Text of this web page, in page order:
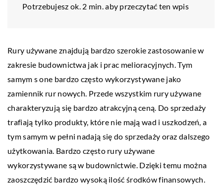
Potrzebujesz ok. 2 min. aby przeczytać ten wpis
Rury używane znajdują bardzo szerokie zastosowanie w
zakresie budownictwa jak i prac melioracyjnych. Tym
samym s one bardzo często wykorzystywane jako
zamiennik rur nowych. Przede wszystkim rury używane
charakteryzują się bardzo atrakcyjną ceną. Do sprzedaży
trafiają tylko produkty, które nie mają wad i uszkodzeń, a
tym samym w pełni nadają się do sprzedaży oraz dalszego
użytkowania. Bardzo często rury używane
wykorzystywane są w budownictwie. Dzięki temu można
zaoszczędzić bardzo wysoką ilość środków finansowych.